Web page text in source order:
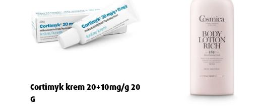
Cortimyk krem 20+10mg/g 20
G